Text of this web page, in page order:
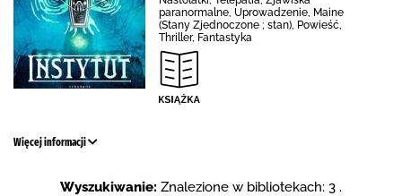
paranormalne, Uprowadzenie, Maine
(Stany Zjednoczone ; stan), Powieść,
Thriller, Fantastyka
Więcej informacji
Wyszukiwanie: Znalezione w bibliotekach: 3 .